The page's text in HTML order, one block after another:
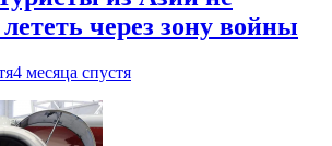
через зону войны
4 месяца спустя